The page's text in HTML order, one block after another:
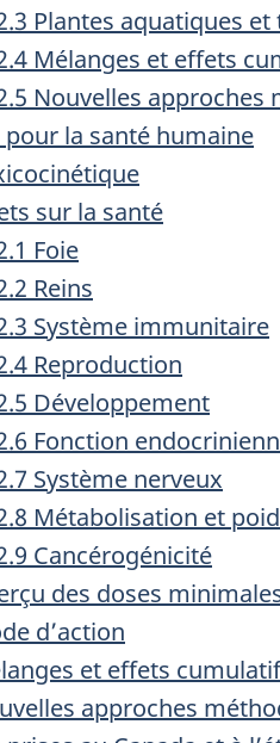
Plantes aquatiques
Mélanges et effets
Nouvelles
pour la santé humaine
sur la santé
Foie
Reins
Système immunitaire
Reproduction
Développement
Fonction
Système nerveux
Métabolisation et
Cancérogénicité
des doses
d’action
et effets
approches